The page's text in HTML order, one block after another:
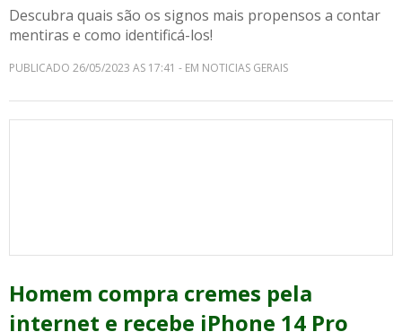
Descubra quais são os signos mais propensos a contar
mentiras e como identificá-los!
PUBLICADO 26/05/2023 AS 17:41 - EM NOTICIAS GERAIS
Homem compra cremes pela
internet e recebe iPhone 14 Pro